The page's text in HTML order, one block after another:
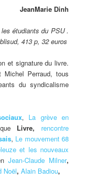
JeanMarie Dinh
étudiants du PSU .
413 p, 32 euros
et signature du livre.
Perraud, tous
du syndicalisme
, La grève en
Livre, rencontre
, Le mouvement 68
et les nouveaux
Jean-Claude Milner,
Noël,Alain Badiou,